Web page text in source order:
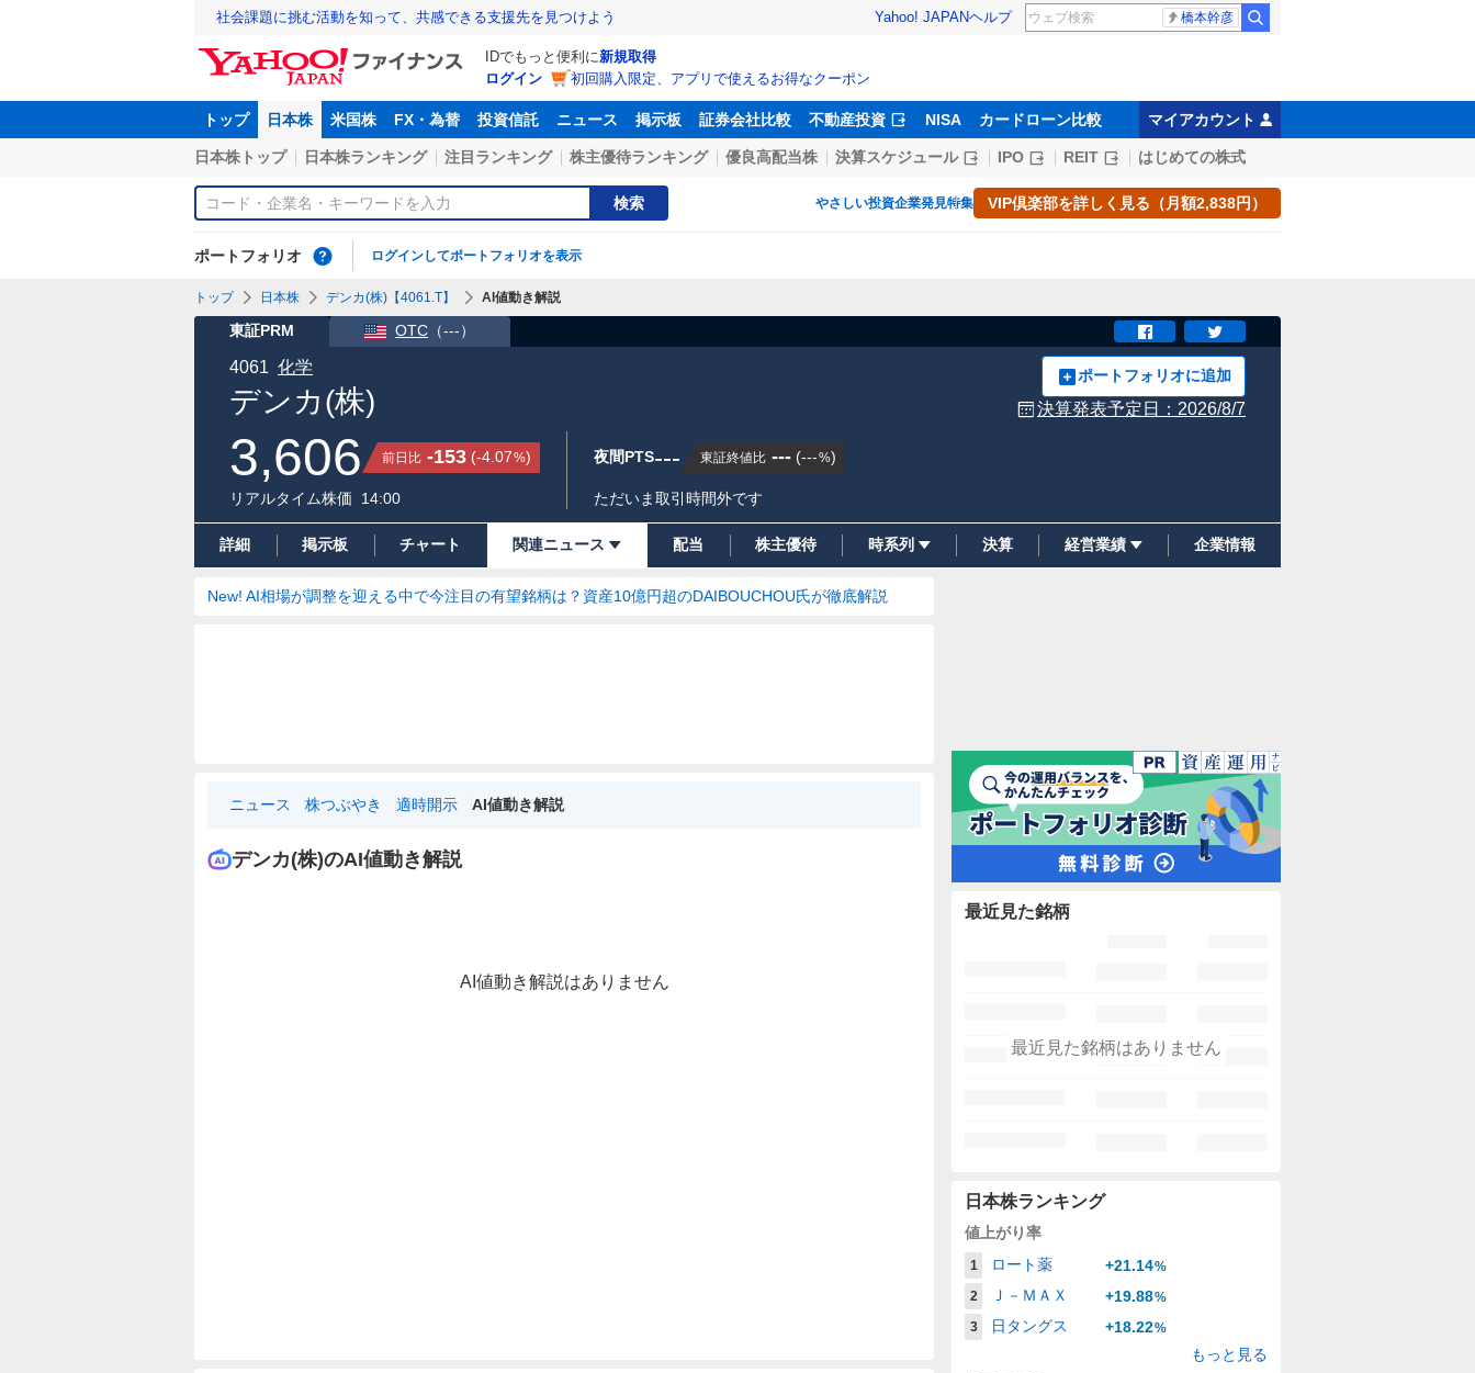
社会課題に挑む活動を知って、共感できる支援先を見つけよう Yahoo! JAPANヘルプ 橋本幹彦
IDでもっと便利に新規取得
ログイン
初回購入限定、アプリで使えるお得なクーポン
トップ 日本株 米国株 FX・為替 投資信託 ニュース 掲示板 証券会社比較 不動産投資 NISA カードローン比較 マイアカウント
日本株トップ 日本株ランキング 注目ランキング 株主優待ランキング 優良高配当株 決算スケジュール IPO REIT はじめての株式
検索 やさしい投資企業発見特集 VIP倶楽部を詳しく見る（月額2,838円）
ポートフォリオ ログインしてポートフォリオを表示
トップ 日本株 デンカ(株)【4061.T】 AI値動き解説
東証PRM OTC （---）
デンカ(株)
4061 化学 ポートフォリオに追加
決算発表予定日： 2026/8/7
3,606 前日比 -153 (-4.07%)
リアルタイム株価 14:00
夜間PTS--- 東証終値比 --- (---%)
ただいま取引時間外です
詳細 掲示板 チャート 関連ニュース 配当 株主優待 時系列 決算 経営業績 企業情報
New! AI相場が調整を迎える中で今注目の有望銘柄は？資産10億円超のDAIBOUCHOU氏が徹底解説
ニュース 株つぶやき 適時開示 AI値動き解説
デンカ(株)のAI値動き解説
AI値動き解説はありません
最近見た銘柄
最近見た銘柄はありません
日本株ランキング
値上がり率
1 ロート薬 +21.14%
2
Ｊ－ＭＡＸ +19.88%
3
日タングス +18.22%
もっと見る